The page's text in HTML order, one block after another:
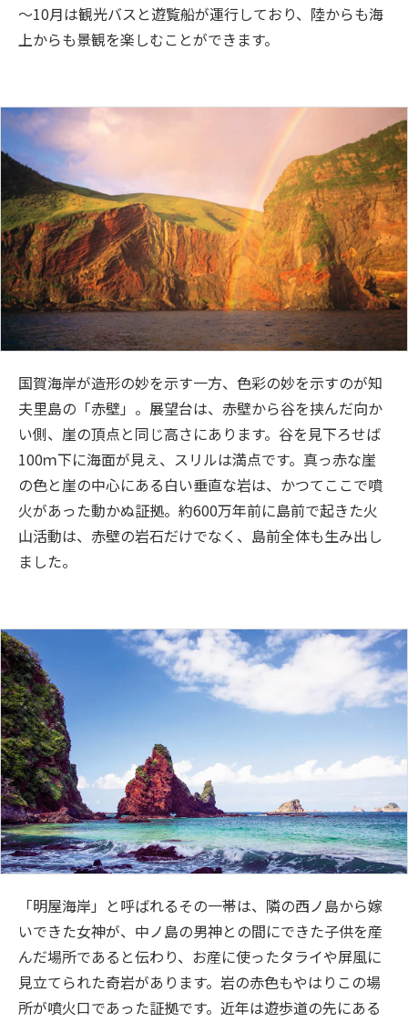
～10月は観光バスと遊覧船が運行しており、陸からも海
上からも景観を楽しむことができます。
国賀海岸が造形の妙を示す一方、色彩の妙を示すのが知
夫里島の「赤壁」。展望台は、赤壁から谷を挟んだ向か
い側、崖の頂点と同じ高さにあります。谷を見下ろせば
100ｍ下に海面が見え、スリルは満点です。真っ赤な崖
の色と崖の中心にある白い垂直な岩は、かつてここで噴
火があった動かぬ証拠。約600万年前に島前で起きた火
山活動は、赤壁の岩石だけでなく、島前全体も生み出し
ました。
「明屋海岸」と呼ばれるその一帯は、隣の西ノ島から嫁
いできた女神が、中ノ島の男神との間にできた子供を産
んだ場所であると伝わり、お産に使ったタライや屏風に
見立てられた奇岩があります。岩の赤色もやはりこの場
所が噴火口であった証拠です。近年は遊歩道の先にある